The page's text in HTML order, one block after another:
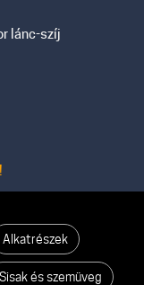
lánc-szíj
Alkatrészek
Sisak és szemüveg